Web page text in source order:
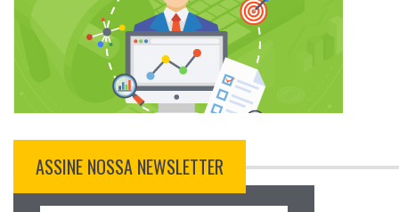
ASSINE NOSSA NEWSLETTER